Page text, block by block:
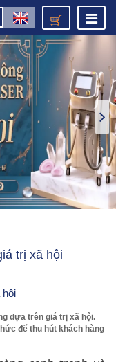
trị xã hội
hội
dựa trên giá trị xã hội.
để thu hút khách hàng